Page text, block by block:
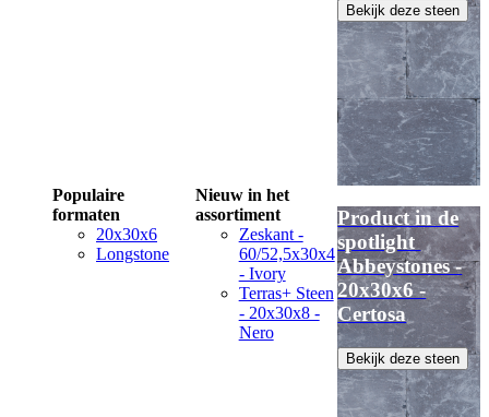
Bekijk deze steen
Populaire
formaten
20x30x6
Longstone
Nieuw in het
assortiment
Zeskant -
60/52,5x30x4
- Ivory
Terras+ Steen
- 20x30x8 -
Nero
Product in de
spotlight
Abbeystones -
20x30x6 -
Certosa
Bekijk deze steen